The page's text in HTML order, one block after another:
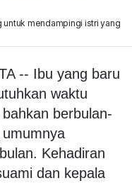
untuk mendampingi istri yang
-- Ibu yang baru
waktu
berbulan-
Kehadiran
dan kepala